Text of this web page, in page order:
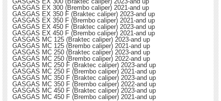
GASGAS EX 300 (Brembo caliper) 2021-and up
GASGAS EX 350 F (Braktec caliper) 2023-and up
GASGAS EX 350 F (Brembo caliper) 2021-and up
GASGAS EX 450 F (Braktec caliper) 2023-and up
GASGAS EX 450 F (Brembo caliper) 2021-and up
GASGAS MC 125 (Braktec caliper) 2023-and up
GASGAS MC 125 (Brembo caliper) 2021-and up
GASGAS MC 250 (Braktec caliper) 2023-and up
GASGAS MC 250 (Brembo caliper) 2022-and up
GASGAS MC 250 F (Braktec caliper) 2023-and up
GASGAS MC 250 F (Brembo caliper) 2021-and up
GASGAS MC 350 F (Braktec caliper) 2023-and up
GASGAS MC 350 F (Brembo caliper) 2022-and up
GASGAS MC 450 F (Braktec caliper) 2023-and up
GASGAS MC 450 F (Brembo caliper) 2021-and up